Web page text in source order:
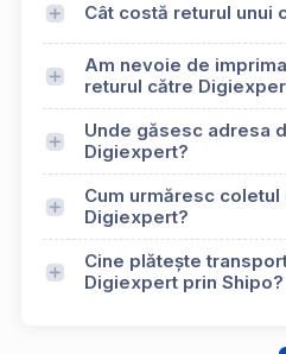
Cât costă returul unui
Am nevoie de
returul către
Unde găsesc adresa
Digiexpert?
Cum urmăresc
Digiexpert?
Cine plătește
Digiexpert prin Shipo?